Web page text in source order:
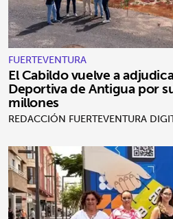
FUERTEVENTURA
El Cabildo vuelve a
Deportiva de Antigua por
millones
REDACCIÓN FUERTEVENTURA